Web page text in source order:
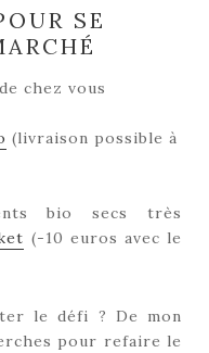
SE
chez vous
(livraison possible à
bio secs très
(-10 euros avec le
le défi ? De mon
pour refaire le